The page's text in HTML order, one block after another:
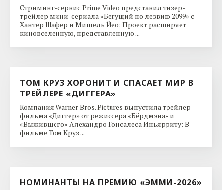
Стриминг-сервис Prime Video представил тизер-
трейлер мини-сериала «Бегущий по лезвию 2099» с
Хантер Шафер и Мишель Йео: Проект расширяет
киновселенную, представленную ...
ТОМ КРУЗ ХОРОНИТ И СПАСАЕТ МИР В
ТРЕЙЛЕРЕ «ДИГГЕРА»
Компания Warner Bros. Pictures выпустила трейлер
фильма «Диггер» от режиссера «Бёрдмэна» и
«Выжившего» Алехандро Гонсалеса Иньярриту: В
фильме Том Круз ...
НОМИНАНТЫ НА ПРЕМИЮ «ЭММИ-2026»